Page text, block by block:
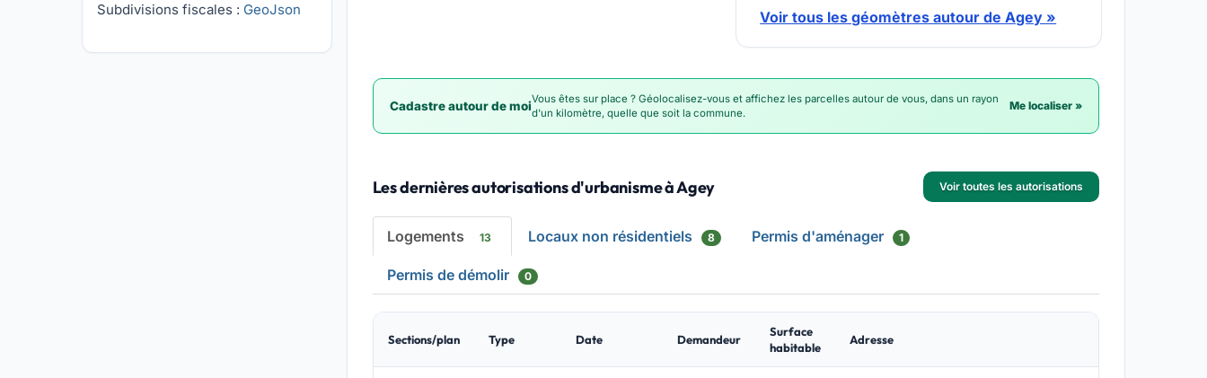
Subdivisions fiscales : GeoJson Voir tous les géomètres autour de Agey »
Cadastre autour de moiVous êtes sur place ? Géolocalisez-vous et affichez les parcelles autour de vous, dans un rayon
d'un kilomètre, quelle que soit la commune.
Me localiser »
Les dernières autorisations d'urbanisme à Agey Voir toutes les autorisations
Logements 13 Locaux non résidentiels 8 Permis d'aménager 1
Permis de démolir 0
Sections/plan Type Date Demandeur
Surface
habitable
Adresse